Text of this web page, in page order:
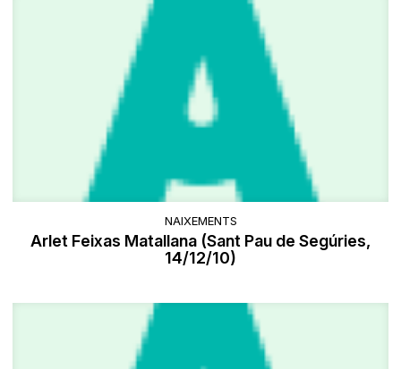
NAIXEMENTS
Arlet Feixas Matallana (Sant Pau de Segúries,
14/12/10)